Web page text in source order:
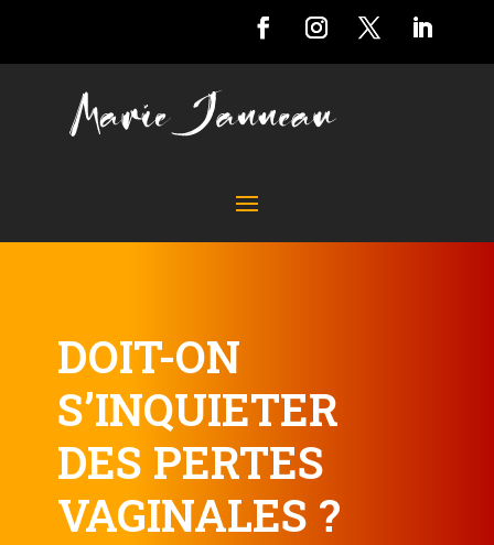
DOIT-ON
S’INQUIETER
DES PERTES
VAGINALES ?